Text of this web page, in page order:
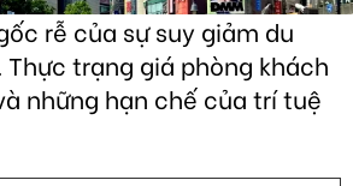
rễ của sự suy giảm du
Thực trạng giá phòng khách
những hạn chế của trí tuệ